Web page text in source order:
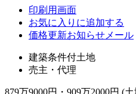
印刷用画面
お気に入りに追加する
価格更新お知らせメール
建築条件付土地
売主・代理
879万9000円・909万2000円 (